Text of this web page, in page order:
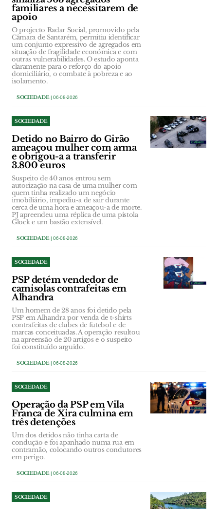
familiares a necessitarem de
apoio
O projecto Radar Social, promovido pela
Câmara de Santarém, permitiu identificar
um conjunto expressivo de agregados em
situação de fragilidade económica e com
outras vulnerabilidades. O estudo aponta
claramente para o reforço do apoio
domiciliário, o combate à pobreza e ao
isolamento.
SOCIEDADE| 06-08-2026
SOCIEDADE
Detido no Bairro do Girão
ameaçou mulher com arma
e obrigou-a a transferir
3.800 euros
Suspeito de 40 anos entrou sem
autorização na casa de uma mulher com
quem tinha realizado um negócio
imobiliário, impediu-a de sair durante
cerca de uma hora e ameaçou-a de morte.
PJ apreendeu uma réplica de uma pistola
Glock e um bastão extensível.
SOCIEDADE| 06-08-2026
SOCIEDADE
PSP detém vendedor de
camisolas contrafeitas em
Alhandra
Um homem de 28 anos foi detido pela
PSP em Alhandra por venda de t-shirts
contrafeitas de clubes de futebol e de
marcas conceituadas. A operação resultou
na apreensão de 20 artigos e o suspeito
foi constituído arguido.
SOCIEDADE| 06-08-2026
SOCIEDADE
Operação da PSP em Vila
Franca de Xira culmina em
três detenções
Um dos detidos não tinha carta de
condução e foi apanhado numa rua em
contramão, colocando outros condutores
em perigo.
SOCIEDADE| 06-08-2026
SOCIEDADE